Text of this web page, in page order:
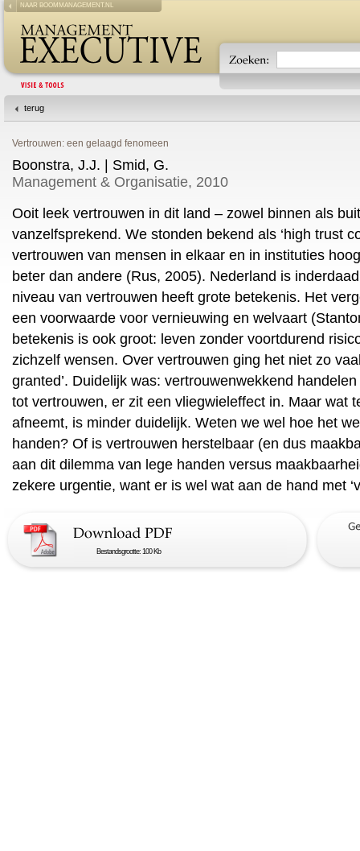
NAAR BOOMMANAGEMENT.NL
terug
Vertrouwen: een gelaagd fenomeen
Boonstra, J.J. | Smid, G.
Management & Organisatie, 2010
Ooit leek vertrouwen in dit land – zowel binnen als
vanzelfsprekend. We stonden bekend als ‘high trust
vertrouwen van mensen in elkaar en in instituties
beter dan andere (Rus, 2005). Nederland is
niveau van vertrouwen heeft grote betekenis. Het
een voorwaarde voor vernieuwing en welvaart
betekenis is ook groot: leven zonder voortdurend
zichzelf wensen. Over vertrouwen ging het niet zo
granted’. Duidelijk was: vertrouwenwekkend
tot vertrouwen, er zit een vliegwieleffect in. Maar wat
afneemt, is minder duidelijk. Weten we wel hoe het
handen? Of is vertrouwen herstelbaar (en dus
aan dit dilemma van lege handen versus
zekere urgentie, want er is wel wat aan de hand met
Bestandsgrootte: 100 Kb